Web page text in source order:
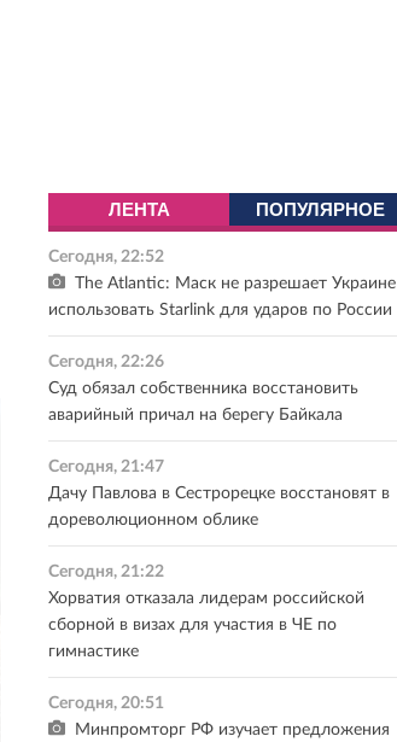
ЛЕНТА ПОПУЛЯРНОЕ
Сегодня, 22:52
The Atlantic: Маск не разрешает Украине
использовать Starlink для ударов по России
Сегодня, 22:26
Суд обязал собственника восстановить
аварийный причал на берегу Байкала
Сегодня, 21:47
Дачу Павлова в Сестрорецке восстановят в
дореволюционном облике
Сегодня, 21:22
Хорватия отказала лидерам российской
сборной в визах для участия в ЧЕ по
гимнастике
Сегодня, 20:51
Минпромторг РФ изучает предложения